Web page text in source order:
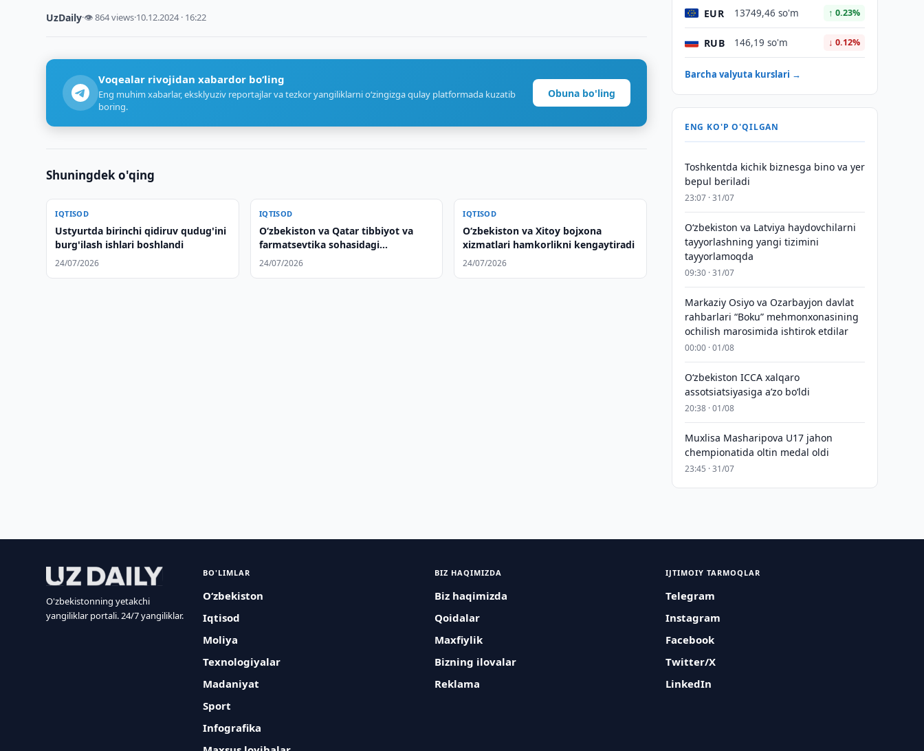
UzDaily·👁 864 views·10.12.2024 · 16:22
Voqealar rivojidan xabardor bo‘ling
Eng muhim xabarlar, eksklyuziv reportajlar va tezkor yangiliklarni o‘zingizga qulay platformada kuzatib
boring.
Obuna bo'ling
Shuningdek o'qing
IQTISOD
Ustyurtda birinchi qidiruv qudug'ini
burg'ilash ishlari boshlandi
24/07/2026
IQTISOD
Oʻzbekiston va Qatar tibbiyot va
farmatsevtika sohasidagi
hamkorlikni muhokama qilishdi
24/07/2026
IQTISOD
Oʻzbekiston va Xitoy bojxona
xizmatlari hamkorlikni kengaytiradi
24/07/2026
EUR 13749,46 so'm ↑ 0.23%
RUB 146,19 so'm ↓ 0.12%
Barcha valyuta kurslari →
ENG KO'P O'QILGAN
Toshkentda kichik biznesga bino va yer
bepul beriladi
23:07 · 31/07
Oʻzbekiston va Latviya haydovchilarni
tayyorlashning yangi tizimini
tayyorlamoqda
09:30 · 31/07
Markaziy Osiyo va Ozarbayjon davlat
rahbarlari “Boku” mehmonxonasining
ochilish marosimida ishtirok etdilar
00:00 · 01/08
O‘zbekiston ICCA xalqaro
assotsiatsiyasiga aʼzo bo‘ldi
20:38 · 01/08
Muxlisa Masharipova U17 jahon
chempionatida oltin medal oldi
23:45 · 31/07
O'zbekistonning yetakchi
yangiliklar portali. 24/7 yangiliklar.
BO'LIMLAR
O‘zbekiston
Iqtisod
Moliya
Texnologiyalar
Madaniyat
Sport
Infografika
BIZ HAQIMIZDA
Biz haqimizda
Qoidalar
Maxfiylik
Bizning ilovalar
Reklama
IJTIMOIY TARMOQLAR
Telegram
Instagram
Facebook
Twitter/X
LinkedIn